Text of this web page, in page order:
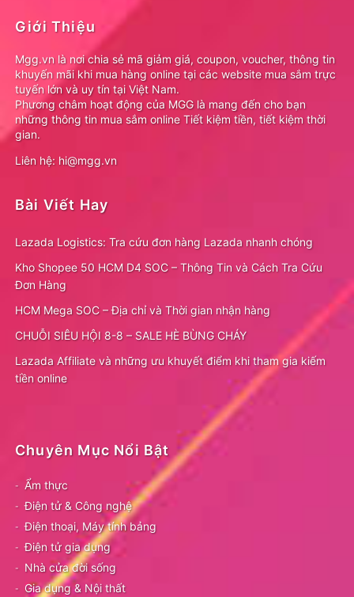
Giới Thiệu
Mgg.vn là nơi chia sẻ mã giảm giá, coupon, voucher, thông tin
khuyến mãi khi mua hàng online tại các website mua sắm trực
tuyến lớn và uy tín tại Việt Nam.
Phương châm hoạt động của MGG là mang đến cho bạn
những thông tin mua sắm online Tiết kiệm tiền, tiết kiệm thời
gian.
Liên hệ: hi@mgg.vn
Bài Viết Hay
Lazada Logistics: Tra cứu đơn hàng Lazada nhanh chóng
Kho Shopee 50 HCM D4 SOC – Thông Tin và Cách Tra Cứu
Đơn Hàng
HCM Mega SOC – Địa chỉ và Thời gian nhận hàng
CHUỖI SIÊU HỘI 8-8 – SALE HÈ BÙNG CHÁY
Lazada Affiliate và những ưu khuyết điểm khi tham gia kiếm
tiền online
Chuyên Mục Nổi Bật
Ẩm thực
Điện tử & Công nghệ
Điện thoại, Máy tính bảng
Điện tử gia dụng
Nhà cửa đời sống
Gia dụng & Nội thất